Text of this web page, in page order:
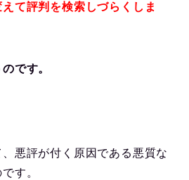
て評判を検索しづらくしま
です。
悪評が付く原因である悪質な
す。